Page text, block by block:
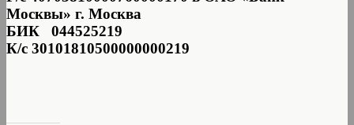
Москвы» г. Москва
БИК 044525219
К/с 30101810500000000219